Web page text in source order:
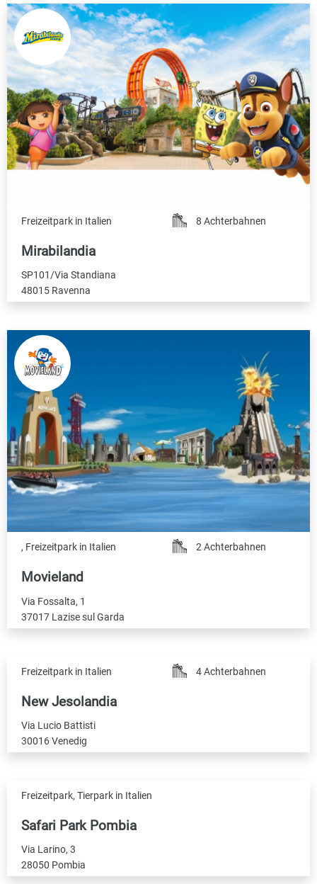
Freizeitpark in Italien
Mirabilandia
SP101/Via Standiana
48015 Ravenna
8 Achterbahnen
, Freizeitpark in Italien
Movieland
Via Fossalta, 1
37017 Lazise sul Garda
2 Achterbahnen
Freizeitpark in Italien
New Jesolandia
Via Lucio Battisti
30016 Venedig
4 Achterbahnen
Freizeitpark, Tierpark in Italien
Safari Park Pombia
Via Larino, 3
28050 Pombia